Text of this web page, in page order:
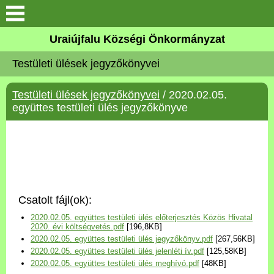
Köszöntő
Elérhetőségek
Uraiújfalu
Választási információk
Versenyképes Járások
Program
Uraiújfalu Községi Önkormányzat
Testületi ülések jegyzőkönyvei
Testületi ülések jegyzőkönyvei / 2020.02.05.
együttes testületi ülés jegyzőkönyve
Csatolt fájl(ok):
2020.02.05. együttes testületi ülés előterjesztés Közös Hivatal
2020. évi költségvetés.pdf [196,8KB]
2020.02.05. együttes testületi ülés jegyzőkönyv.pdf [267,56KB]
2020.02.05. együttes testületi ülés jelenléti ív.pdf [125,58KB]
2020.02.05. együttes testületi ülés meghívó.pdf [48KB]